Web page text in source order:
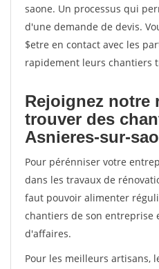
saone. Un processus qui
d'une demande de devis.
$etre en contact avec les
rapidement leurs chantiers
Rejoignez notre
trouver des
Asnieres-sur-
Pour pérénniser votre
dans les travaux de
faut pouvoir alimenter
chantiers de son entreprise
d'affaires.
Pour les meilleurs artisans,